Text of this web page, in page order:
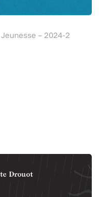
– 2024-2